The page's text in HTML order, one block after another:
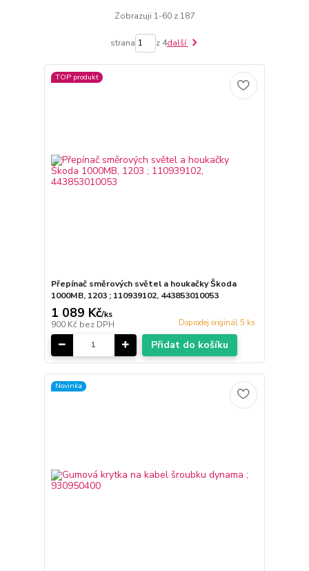
Zobrazuji 1-60 z 187
strana z 4další
TOP produkt
Přepínač směrových světel a houkačky Škoda
1000MB, 1203 ; 110939102, 443853010053
1 089 Kč/ks
900 Kč bez DPH Doprodej originál 5 ks
Přidat do košíku
Novinka